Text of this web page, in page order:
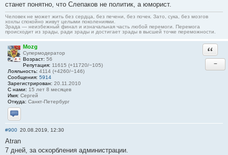
станет понятно, что Слепаков не политик, а юморист.
Человек не может жить без сердца, без печени, без почек. Зато, сука, без мозгов
хохлы спокойно живут целыми поколениями.
Зрада — неизбежный финал и изначальная часть любой перемоги. Перемога
происходит из зрады, ради зрады и достигает зрады в высшей точке переможности.
Mozg
Супермодератор
Возраст: 56
Репутация: 11615 (+11720/−105)
Лояльность: 4114 (+4260/−146)
Сообщения: 5914
Зарегистрирован: 20.11.2010
С нами: 15 лет 8 месяцев
Имя: Сергей
Откуда: Санкт-Петербург
Отправить личное сообщение
−
#900 20.08.2019, 12:30
Atran
7 дней, за оскорбления администрации.